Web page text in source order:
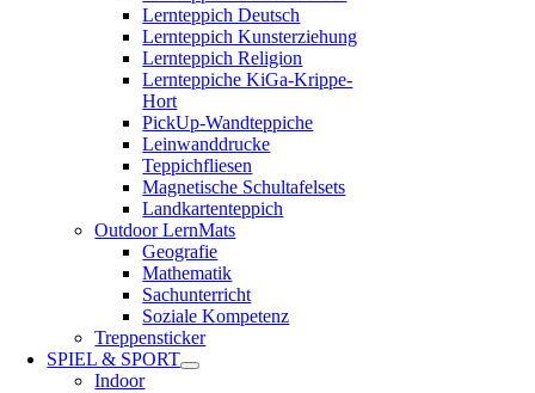
Lernteppich Deutsch
Lernteppich Kunsterziehung
Lernteppich Religion
Lernteppiche KiGa-Krippe-
Hort
PickUp-Wandteppiche
Leinwanddrucke
Teppichfliesen
Magnetische Schultafelsets
Landkartenteppich
Outdoor LernMats
Geografie
Mathematik
Sachunterricht
Soziale Kompetenz
Treppensticker
SPIEL & SPORT
Indoor